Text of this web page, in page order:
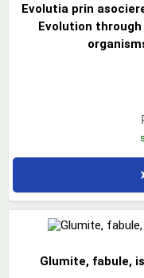
Evolutia prin
Evolution
Glumite, fabule,